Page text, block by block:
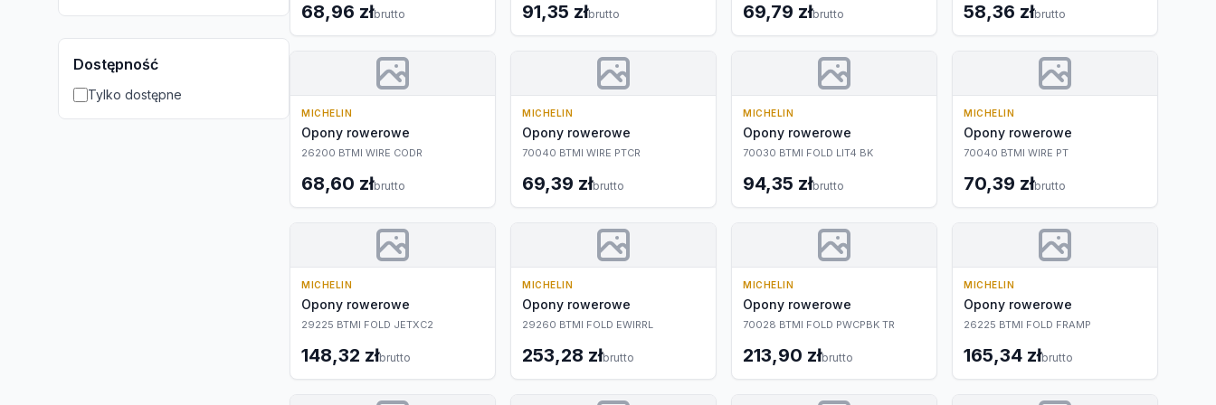
Dostępność
Tylko dostępne
68,96 złbrutto 91,35 złbrutto 69,79 złbrutto 58,36 złbrutto
MICHELIN
Opony rowerowe
26200 BTMI WIRE CODR
68,60 złbrutto
MICHELIN
Opony rowerowe
70040 BTMI WIRE PTCR
69,39 złbrutto
MICHELIN
Opony rowerowe
70030 BTMI FOLD LIT4 BK
94,35 złbrutto
MICHELIN
Opony rowerowe
70040 BTMI WIRE PT
70,39 złbrutto
MICHELIN
Opony rowerowe
29225 BTMI FOLD JETXC2
148,32 złbrutto
MICHELIN
Opony rowerowe
29260 BTMI FOLD EWIRRL
253,28 złbrutto
MICHELIN
Opony rowerowe
70028 BTMI FOLD PWCPBK TR
213,90 złbrutto
MICHELIN
Opony rowerowe
26225 BTMI FOLD FRAMP
165,34 złbrutto